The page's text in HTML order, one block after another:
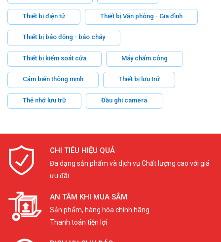
Thiết bị điện tử Thiết bị Văn phòng - Gia đình
Thiết bị báo động - báo cháy
Thiết bị kiểm soát cửa Máy chấm công
Cảm biến thông minh Thiết bị lưu trữ
Thẻ nhớ lưu trữ Đầu ghi camera
CHI TIÊU HIỆU QUẢ
Đa dạng sản phẩm và dịch vụ Chất lượng cao với giá
ưu đãi
AN TÂM KHI MUA SẮM
Sản phẩm, hàng hóa chính hãng
Thanh toán tiện lợi